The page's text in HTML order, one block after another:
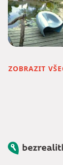
ZOBRAZIT
Bezrealitky